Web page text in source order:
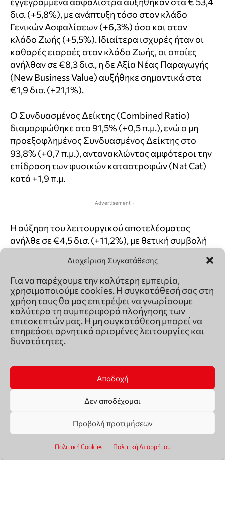
Διαχείριση Συγκατάθεσης
Για να παρέχουμε την καλύτερη εμπειρία,
χρησιμοποιούμε cookies. Η συγκατάθεσή σας στη
χρήση τους θα μας επιτρέψει να γνωρίσουμε
καλύτερα τη συμπεριφορά πλοήγησης των
επιεσκεπτών μας. Η μη συγκατάθεση μπορεί να
επηρεάσει αρνητικά ορισμένες λειτουργίες και
δυνατότητες.
Αποδοχή
Δεν αποδέχομαι
Προβολή προτιμήσεων
Πολιτική Cookies Πολιτική Απορρήτου